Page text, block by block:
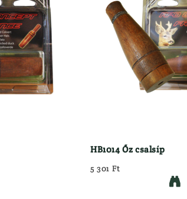
HB1014 Őz csalsíp
5 301 Ft
